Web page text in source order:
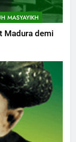
MASYAYIKH
Madura demi